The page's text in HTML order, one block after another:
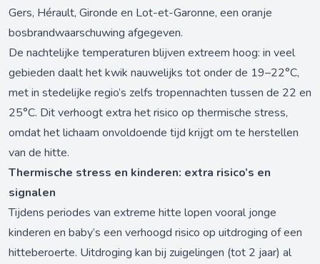
Gers, Hérault, Gironde en Lot-et-Garonne, een oranje
bosbrandwaarschuwing afgegeven.
De nachtelijke temperaturen blijven extreem hoog: in veel
gebieden daalt het kwik nauwelijks tot onder de 19–22°C,
met in stedelijke regio’s zelfs tropennachten tussen de 22 en
25°C. Dit verhoogt extra het risico op thermische stress,
omdat het lichaam onvoldoende tijd krijgt om te herstellen
van de hitte.
Thermische stress en kinderen: extra risico’s en
signalen
Tijdens periodes van extreme hitte lopen vooral jonge
kinderen en baby’s een verhoogd risico op uitdroging of een
hitteberoerte. Uitdroging kan bij zuigelingen (tot 2 jaar) al